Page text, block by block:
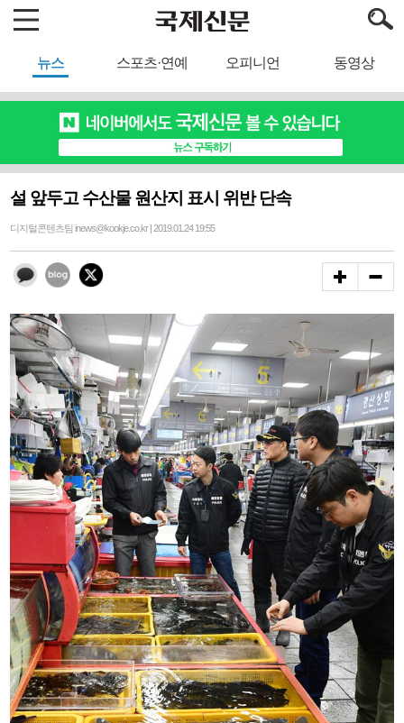
뉴스 스포츠·연예 오피니언 동영상
설 앞두고 수산물 원산지 표시 위반 단속
디지털콘텐츠팀 inews@kookje.co.kr | 2019.01.24 19:55